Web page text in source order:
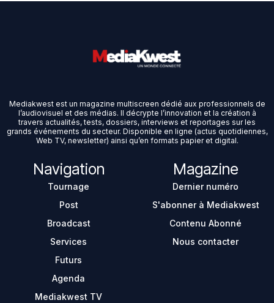
Mediakwest est un magazine multiscreen dédié aux professionnels de
l’audiovisuel et des médias. Il décrypte l’innovation et la création à
travers actualités, tests, dossiers, interviews et reportages sur les
grands événements du secteur. Disponible en ligne (actus quotidiennes,
Web TV, newsletter) ainsi qu’en formats papier et digital.
Navigation
Tournage
Post
Broadcast
Services
Futurs
Agenda
Mediakwest TV
Magazine
Dernier numéro
S'abonner à Mediakwest
Contenu Abonné
Nous contacter